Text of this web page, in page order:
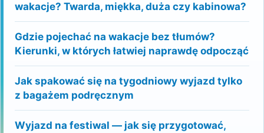
wakacje? Twarda, miękka, duża czy kabinowa?
Gdzie pojechać na wakacje bez tłumów?
Kierunki, w których łatwiej naprawdę odpocząć
Jak spakować się na tygodniowy wyjazd tylko
z bagażem podręcznym
Wyjazd na festiwal — jak się przygotować,